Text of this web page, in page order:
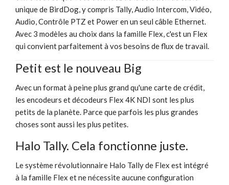
unique de BirdDog, y compris Tally, Audio Intercom, Vidéo,
Audio, Contrôle PTZ et Power en un seul câble Ethernet.
Avec 3 modèles au choix dans la famille Flex, c'est un Flex
qui convient parfaitement à vos besoins de flux de travail.
Petit est le nouveau Big
Avec un format à peine plus grand qu'une carte de crédit,
les encodeurs et décodeurs Flex 4K NDI sont les plus
petits de la planète. Parce que parfois les plus grandes
choses sont aussi les plus petites.
Halo Tally. Cela fonctionne juste.
Le système révolutionnaire Halo Tally de Flex est intégré
à la famille Flex et ne nécessite aucune configuration